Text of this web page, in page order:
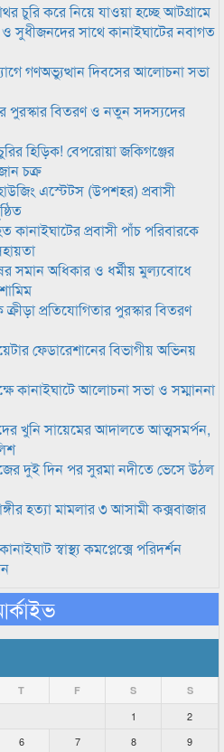
চুরি করে নিয়ে যাওয়া হচ্ছে আটগ্রামে
সুধীজনদের সাথে কানাইঘাটের নবাগত
গণঅভ্যুত্থান দিবসের আলোচনা সভা
পুরস্কার বিতরণ ও নতুন সদস্যদের
হিড়িক! বেপরোয়া জকিগঞ্জের
চক্র
এস্টেটস (উপশহর) প্রবাসী
কানাইঘাটের প্রবাসী পাঁচ পরিবারকে
সমান অধিকার ও ধর্মীয় মুল্যবোধে
ক্রীড়া প্রতিযোগিতার পুরস্কার বিতরণ
ফেডারেশানের বিভাগীয় অভিনয়
কানাইঘাটে আলোচনা সভা ও সম্মাননা
খুনি সায়েমের আদালতে আত্মসমর্পন,
দুই দিন পর সুরমা নদীতে ভেসে উঠল
হত্যা মামলার ৩ আসামী কক্সবাজার
স্বাস্থ্য কমপ্লেক্সে পরিদর্শন
T F S S
1
2
6 7 8 9